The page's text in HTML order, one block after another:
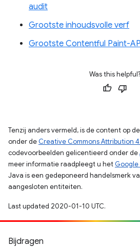
audit
Grootste inhoudsvolle verf
Grootste Contentful Paint-
Was this helpful?
Tenzij anders vermeld, is de content op
onder de Creative Commons Attribution
codevoorbeelden gelicentieerd onder de
meer informatie raadpleegt u het
Java is een gedeponeerd handelsmerk
aangesloten entiteiten.
Last updated 2020-01-10 UTC.
Bijdragen